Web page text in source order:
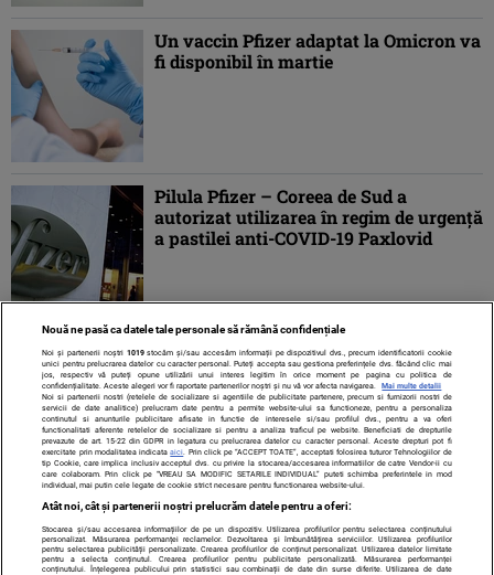
Un vaccin Pfizer adaptat la Omicron va
fi disponibil în martie
Pilula Pfizer – Coreea de Sud a
autorizat utilizarea în regim de urgenţă
a pastilei anti-COVID-19 Paxlovid
1 2 3 4 5 ... » ULTIMA »
Contact Despre noi Termeni și condiții
Nouă ne pasă ca datele tale personale să rămână confidențiale
Noi și partenerii noștri 1019stocăm și/sau accesăm informații pe dispozitivul dvs., precum identificatorii cookie
unici pentru prelucrarea datelor cu caracter personal. Puteți accepta sau gestiona preferințele dvs. făcând clic mai
jos, respectiv vă puteți opune utilizării unui interes legitim în orice moment pe pagina cu politica de
confidențialitate. Aceste alegeri vor fi raportate partenerilor noștri și nu vă vor afecta navigarea.
Mai multe detalii
Noi si partenerii nostri (retelele de socializare si agentiile de publicitate partenere, precum si furnizorii nostri de
servicii de date analitice) prelucram date pentru a permite website-ului sa functioneze, pentru a personaliza
continutul si anunturile publicitare afisate in functie de interesele si/sau profilul dvs., pentru a va oferi
functionalitati aferente retelelor de socializare si pentru a analiza traficul pe website. Beneficiati de drepturile
prevazute de art. 15-22 din GDPR in legatura cu prelucrarea datelor cu caracter personal. Aceste drepturi pot fi
exercitate prin modalitatea indicataaici . Prin click pe “ACCEPT TOATE”, acceptati folosirea tuturor Tehnologiilor de
tip Cookie, care implica inclusiv acceptul dvs. cu privire la stocarea/accesarea informatiilor de catre Vendor-ii cu
care colaboram. Prin click pe “VREAU SA MODIFIC SETARILE INDIVIDUAL” puteti schimba preferintele in mod
individual, mai putin cele legate de cookie strict necesare pentru functionarea website-ului.
Atât noi, cât și partenerii noștri prelucrăm datele pentru a oferi:
Stocarea și/sau accesarea informațiilor de pe un dispozitiv. Utilizarea profilurilor pentru selectarea conținutului
personalizat. Măsurarea performanței reclamelor. Dezvoltarea și îmbunătățirea serviciilor. Utilizarea profilurilor
pentru selectarea publicității personalizate. Crearea profilurilor de conținut personalizat. Utilizarea datelor limitate
pentru a selecta conținutul. Crearea profilurilor pentru publicitate personalizată. Măsurarea performanței
conținutului. Înțelegerea publicului prin statistici sau combinații de date din surse diferite. Utilizarea de date